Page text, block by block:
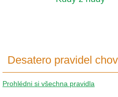
Desatero pravidel
Prohlédni si všechna pravidla